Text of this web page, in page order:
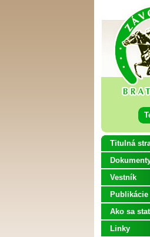
Titulná
Vestník
Publikácie
Ako sa
Linky